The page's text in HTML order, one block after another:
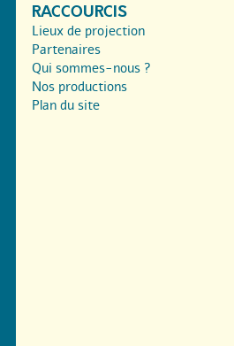
RACCOURCIS
Lieux de projection
Partenaires
Qui sommes-nous ?
Nos productions
Plan du site